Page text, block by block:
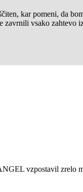
kar pomeni, da
zavrnili vsako zahtevo
vzpostavil zrelo